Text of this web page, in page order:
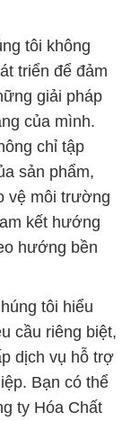
tôi không
triển để đảm
giải pháp
của mình.
chỉ tập
sản phẩm,
vệ môi trường
kết hướng
hướng bền
tôi hiểu
cầu riêng biệt,
dịch vụ hỗ trợ
Bạn có thể
ty Hóa Chất